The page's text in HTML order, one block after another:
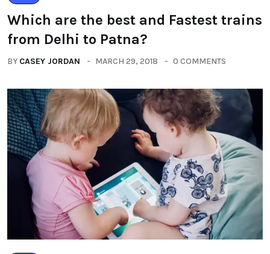
Which are the best and Fastest trains
from Delhi to Patna?
BY CASEY JORDAN MARCH 29, 2018 0 COMMENTS